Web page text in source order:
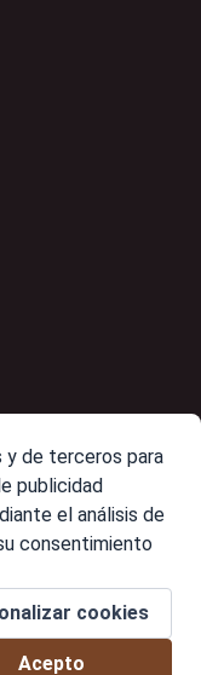
Zaragoza
y de terceros para
publicidad
el análisis de
consentimiento
cookies
Acepto
perros y gatos